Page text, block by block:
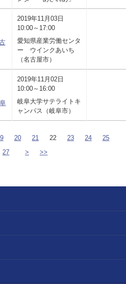
2019年11月03日
10:00～17:00
愛知県産業労働センタ
ー ウインクあいち
（名古屋市）
2019年11月02日
10:00～16:00
岐阜大学サテライトキ
ャンパス（岐阜市）
20 21 22 23 24
25
27 > >>